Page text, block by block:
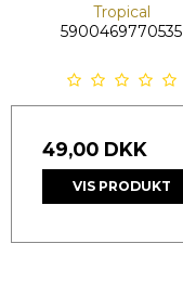
Tropical
5900469770535
49,00 DKK
VIS PRODUKT